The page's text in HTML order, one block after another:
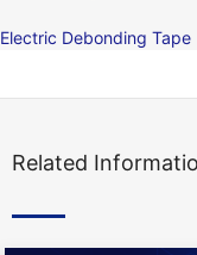
Electric Debonding Tape
Related